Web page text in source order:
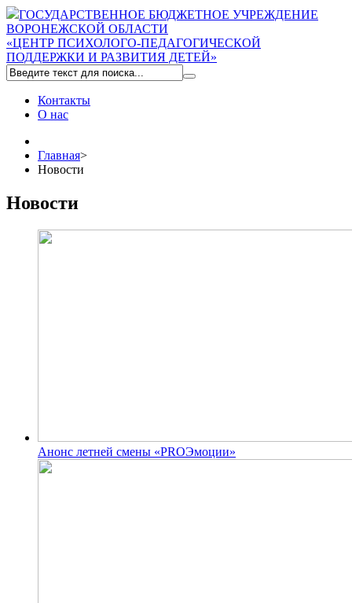
ГОСУДАРСТВЕННОЕ БЮДЖЕТНОЕ УЧРЕЖДЕНИЕ
ВОРОНЕЖСКОЙ ОБЛАСТИ
«ЦЕНТР ПСИХОЛОГО-ПЕДАГОГИЧЕСКОЙ
ПОДДЕРЖКИ И РАЗВИТИЯ ДЕТЕЙ»
Контакты
О нас
Главная>
Новости
Новости
Анонс летней смены «PROЭмоции»